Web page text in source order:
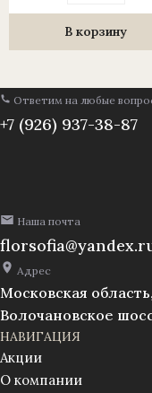
в
букете
«Бархатные
с
добавкой»
11
веток,
В корзину
Ответим на любые
+7 (926) 937-38-87
Наша почта
Адрес
Московская
Волочановское
НАВИГАЦИЯ
Акции
О компании